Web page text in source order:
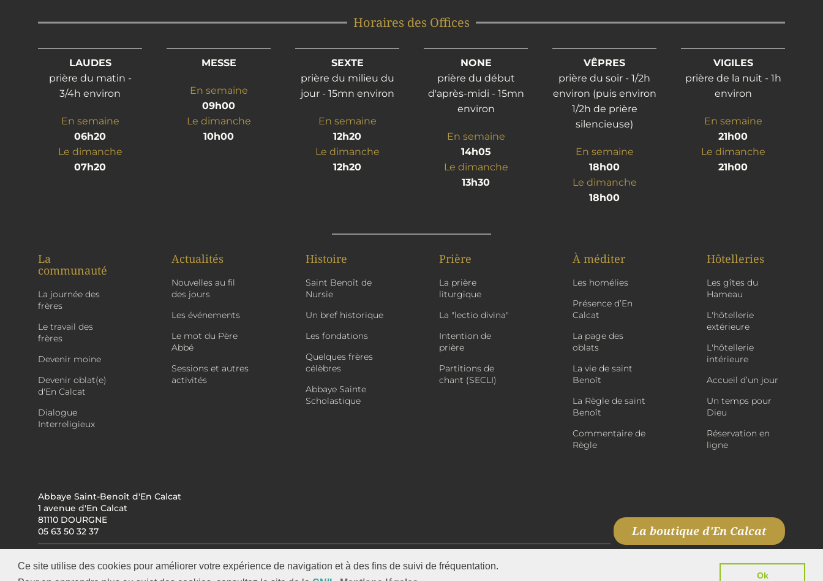
Ce site utilise des cookies pour améliorer votre expérience de navigation et à des fins de suivi de fréquentation.
Ok
Horaires des Offices
LAUDES
prière du matin -
3/4h environ
En semaine
06h20
Le dimanche
07h20
MESSE
En semaine
09h00
Le dimanche
10h00
SEXTE
prière du milieu du
jour - 15mn environ
En semaine
12h20
Le dimanche
12h20
NONE
prière du début
d'après-midi - 15mn
environ
En semaine
14h05
Le dimanche
13h30
VÊPRES
prière du soir - 1/2h
environ (puis environ
1/2h de prière
silencieuse)
En semaine
18h00
Le dimanche
18h00
VIGILES
prière de la nuit - 1h
environ
En semaine
21h00
Le dimanche
21h00
La
communauté
La journée des
frères
Le travail des
frères
Devenir moine
Devenir oblat(e)
d'En Calcat
Dialogue
Interreligieux
Actualités
Nouvelles au fil
des jours
Les événements
Le mot du Père
Abbé
Sessions et autres
activités
Histoire
Saint Benoît de
Nursie
Un bref historique
Les fondations
Quelques frères
célèbres
Abbaye Sainte
Scholastique
Prière
La prière
liturgique
La "lectio divina"
Intention de
prière
Partitions de
chant (SECLI)
À méditer
Les homélies
Présence d’En
Calcat
La page des
oblats
La vie de saint
Benoît
La Règle de saint
Benoît
Commentaire de
Règle
Hôtelleries
Les gîtes du
Hameau
L'hôtellerie
extérieure
L'hôtellerie
intérieure
Accueil d’un jour
Un temps pour
Dieu
Réservation en
ligne
La boutique d'En Calcat
Abbaye Saint-Benoît d'En Calcat
1 avenue d'En Calcat
81110 DOURGNE
05 63 50 32 37
Infos Légales